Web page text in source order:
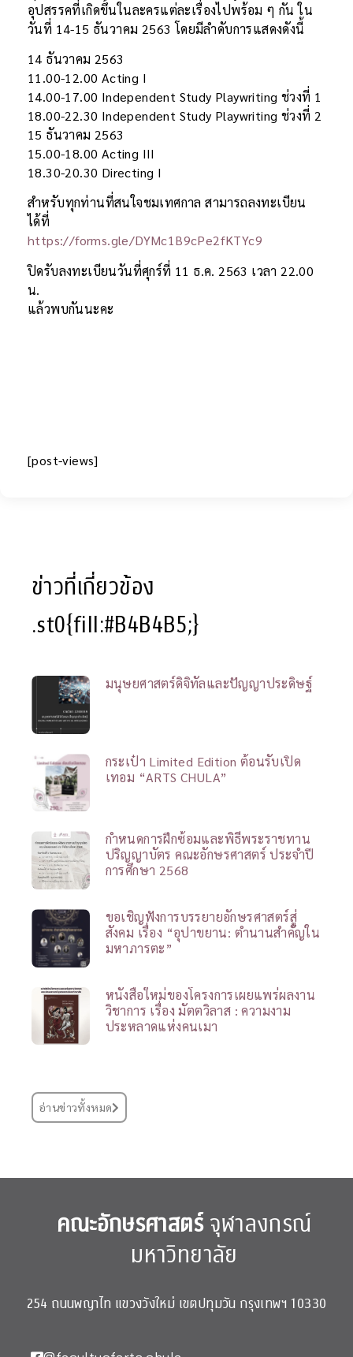
อุปสรรคที่เกิดขึ้นในละครแต่ละเรื่องไปพร้อม ๆ กัน ใน
วันที่ 14-15 ธันวาคม 2563 โดยมีลำดับการแสดงดังนี้
14 ธันวาคม 2563
11.00-12.00 Acting I
14.00-17.00 Independent Study Playwriting ช่วงที่ 1
18.00-22.30 Independent Study Playwriting ช่วงที่ 2
15 ธันวาคม 2563
15.00-18.00 Acting III
18.30-20.30 Directing I
สำหรับทุกท่านที่สนใจชมเทศกาล สามารถลงทะเบียน
ได้ที่
https://forms.gle/DYMc1B9cPe2fKTYc9
ปิดรับลงทะเบียนวันที่ศุกร์ที่ 11 ธ.ค. 2563 เวลา 22.00
น.
แล้วพบกันนะคะ
[post-views]
ข่าวที่เกี่ยวข้อง
.st0{fill:#B4B4B5;}
มนุษยศาสตร์ดิจิทัลและปัญญาประดิษฐ์
กระเป๋า Limited Edition ต้อนรับเปิด
เทอม “ARTS CHULA”
กำหนดการฝึกซ้อมและพิธีพระราชทาน
ปริญญาบัตร คณะอักษรศาสตร์ ประจำปี
การศึกษา 2568
ขอเชิญฟังการบรรยายอักษรศาสตร์สู่
สังคม เรื่อง “อุปาขยาน: ตำนานสำคัญใน
มหาภารตะ”
หนังสือใหม่ของโครงการเผยแพร่ผลงาน
วิชาการ เรื่อง มัตตวิลาส : ความงาม
ประหลาดแห่งคนเมา
อ่านข่าวทั้งหมด
คณะอักษรศาสตร์จุฬาลงกรณ์
มหาวิทยาลัย
254 ถนนพญาไท แขวงวังใหม่ เขตปทุมวัน กรุงเทพฯ 10330